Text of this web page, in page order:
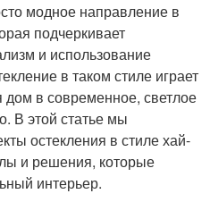
модное направление в
подчеркивает
и использование
в таком стиле играет
в современное, светлое
В этой статье мы
остекления в стиле хай-
и решения, которые
интерьер.